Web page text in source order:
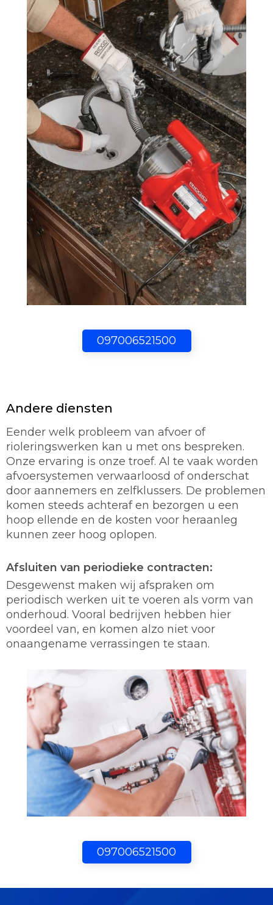
097006521500
097006521500
Andere diensten
Eender welk probleem van afvoer of
rioleringswerken kan u met ons bespreken.
Onze ervaring is onze troef. Al te vaak worden
afvoersystemen verwaarloosd of onderschat
door aannemers en zelfklussers. De problemen
komen steeds achteraf en bezorgen u een
hoop ellende en de kosten voor heraanleg
kunnen zeer hoog oplopen.
Afsluiten van periodieke contracten:
Desgewenst maken wij afspraken om
periodisch werken uit te voeren als vorm van
onderhoud. Vooral bedrijven hebben hier
voordeel van, en komen alzo niet voor
onaangename verrassingen te staan.